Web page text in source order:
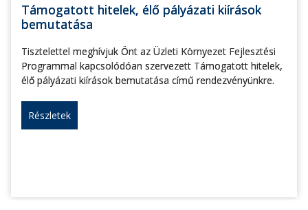
Támogatott hitelek, élő pályázati kiírások
bemutatása
Tisztelettel meghívjuk Önt az Üzleti Környezet Fejlesztési
Programmal kapcsolódóan szervezett Támogatott hitelek,
élő pályázati kiírások bemutatása című rendezvényünkre.
Részletek